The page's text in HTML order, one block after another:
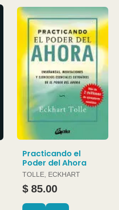
Practicando el
Poder del Ahora
TOLLE, ECKHART
$ 85.00